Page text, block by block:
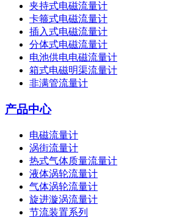
夹持式电磁流量计
卡箍式电磁流量计
插入式电磁流量计
分体式电磁流量计
电池供电电磁流量计
箱式电磁明渠流量计
非满管流量计
产品中心
电磁流量计
涡街流量计
热式气体质量流量计
液体涡轮流量计
气体涡轮流量计
旋进漩涡流量计
节流装置系列